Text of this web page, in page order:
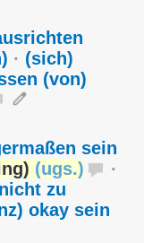
· (sich)
(von)
sein
(ugs.)
·
nicht zu
okay sein